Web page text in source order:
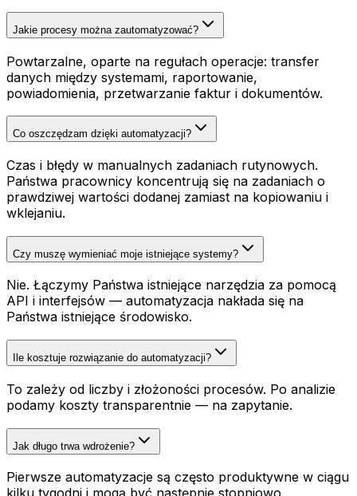
Jakie procesy można zautomatyzować?
Powtarzalne, oparte na regułach operacje: transfer
danych między systemami, raportowanie,
powiadomienia, przetwarzanie faktur i dokumentów.
Co oszczędzam dzięki automatyzacji?
Czas i błędy w manualnych zadaniach rutynowych.
Państwa pracownicy koncentrują się na zadaniach o
prawdziwej wartości dodanej zamiast na kopiowaniu i
wklejaniu.
Czy muszę wymieniać moje istniejące systemy?
Nie. Łączymy Państwa istniejące narzędzia za pomocą
API i interfejsów — automatyzacja nakłada się na
Państwa istniejące środowisko.
Ile kosztuje rozwiązanie do automatyzacji?
To zależy od liczby i złożoności procesów. Po analizie
podamy koszty transparentnie — na zapytanie.
Jak długo trwa wdrożenie?
Pierwsze automatyzacje są często produktywne w ciągu